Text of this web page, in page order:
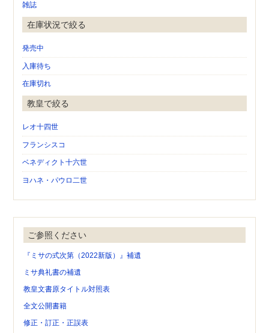
雑誌
在庫状況で絞る
発売中
入庫待ち
在庫切れ
教皇で絞る
レオ十四世
フランシスコ
ベネディクト十六世
ヨハネ・パウロ二世
ご参照ください
『ミサの式次第（2022新版）』補遺
ミサ典礼書の補遺
教皇文書原タイトル対照表
全文公開書籍
修正・訂正・正誤表